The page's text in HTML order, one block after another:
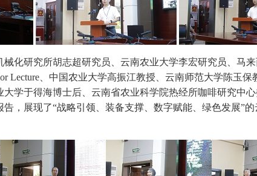
械化研究所胡志超研究员、云南农业大学李宏研究员、马
Lecture 、中国农业大学高振江教授、云南师范大学陈玉保
大学于得海博士后、云南省农业科学院热经所咖啡研究中
告，展现了“战略引领、装备支撑、数字赋能、绿色发展”